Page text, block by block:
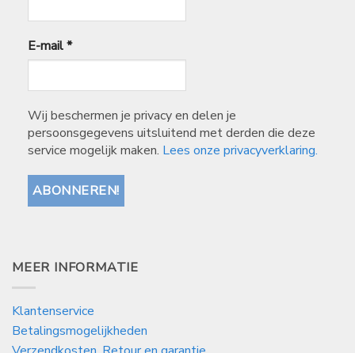
E-mail*
Wij beschermen je privacy en delen je
persoonsgegevens uitsluitend met derden die deze
service mogelijk maken. Lees onze privacyverklaring.
MEER INFORMATIE
Klantenservice
Betalingsmogelijkheden